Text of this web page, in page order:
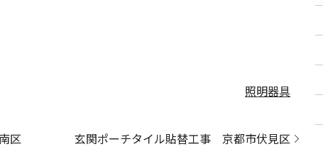
照明器具
区 玄関ポーチタイル貼替工事 京都市伏見区